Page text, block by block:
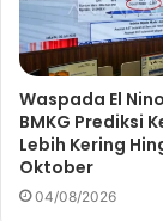
Waspada El
BMKG Prediksi
Lebih Kering
Oktober
04/08/2026